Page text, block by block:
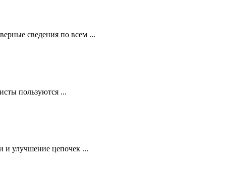
сведения по всем ...
пользуются ...
и улучшение цепочек ...